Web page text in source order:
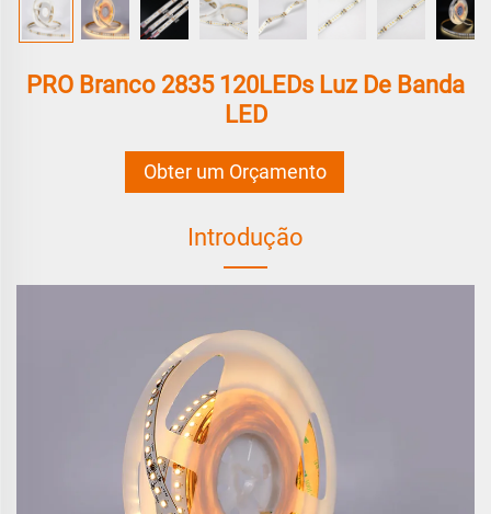
PRO Branco 2835 120LEDs Luz De Banda
LED
Obter um Orçamento
Introdução